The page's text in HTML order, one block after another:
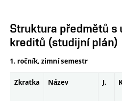
Struktura předmětů s
kreditů (studijní plán)
1. ročník, zimní semestr
Zkratka Název J.